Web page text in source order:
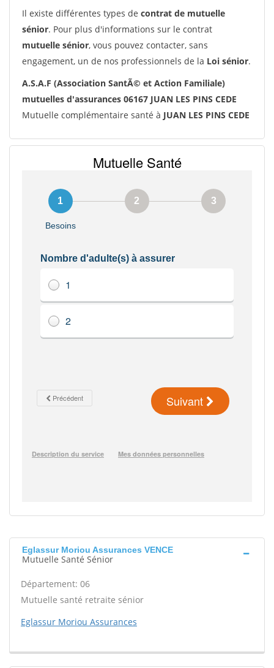
Il existe différentes types de contrat de mutuelle
sénior. Pour plus d'informations sur le contrat
mutuelle sénior, vous pouvez contacter, sans
engagement, un de nos professionnels de la Loi sénior.
A.S.A.F (Association SantÃ© et Action Familiale)
mutuelles d'assurances 06167 JUAN LES PINS CEDE
Mutuelle complémentaire santé à JUAN LES PINS CEDE
Eglassur Moriou Assurances VENCE
Mutuelle Santé Sénior
Département: 06
Mutuelle santé retraite sénior
Eglassur Moriou Assurances